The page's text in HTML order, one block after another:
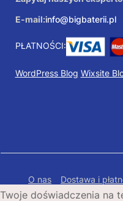
E-mail:info@bigbaterii.pl
PŁATNOŚCI:
WordPress Blog Wixsite
O nas Dostawa i
Polityka
Twoje doświadczenia na